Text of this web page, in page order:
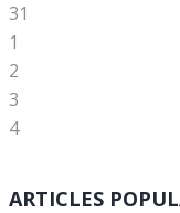
31
1
2
3
4
ARTICLES